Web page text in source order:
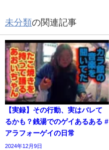
未分類の関連記事
【実録】その行動、実はバレて
るかも？銭湯でのゲイあるある #
アラフォーゲイの日常
2024年12月9日